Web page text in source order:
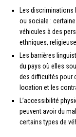
Les discriminations
ou sociale :
véhicules à des
ethniques,
Les barrières
du pays où elles
des difficultés pour
location et les
L’accessibilité
peuvent avoir du
certains types de